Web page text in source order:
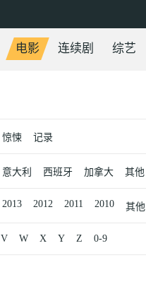
电影 连续剧 综艺
惊悚 记录
意大利 西班牙 加拿大 其他
2013 2012 2011 2010 其他
V W X Y Z 0-9